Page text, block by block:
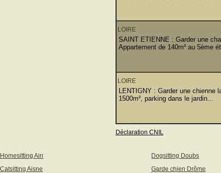
LOIRE
SAINT ETIENNE : Garder une
Appartement de 140m² au 5ème
LOIRE
LENTIGNY : Garder une chienne
1500m², parking dans le jardin...
Déclaration CNIL
Homesitting Ain Dogsitting Doubs
Catsitting Aisne
Garde chien Drôme